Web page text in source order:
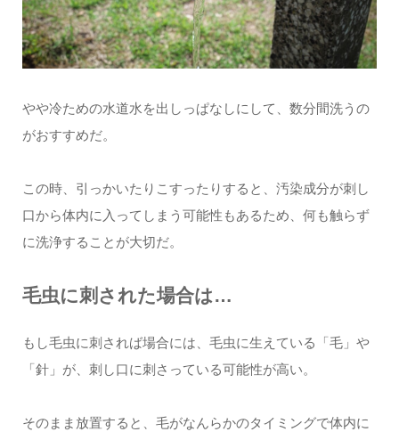
やや冷ための水道水を出しっぱなしにして、数分間洗うの
がおすすめだ。
この時、引っかいたりこすったりすると、汚染成分が刺し
口から体内に入ってしまう可能性もあるため、何も触らず
に洗浄することが大切だ。
毛虫に刺された場合は…
もし毛虫に刺されば場合には、毛虫に生えている「毛」や
「針」が、刺し口に刺さっている可能性が高い。
そのまま放置すると、毛がなんらかのタイミングで体内に